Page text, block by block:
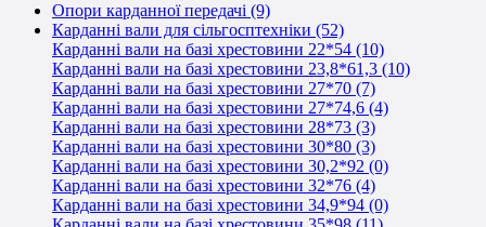
Опори карданної передачі (9)
Карданні вали для сільгосптехніки (52)
Карданні вали на базі хрестовини 22*54 (10)
Карданні вали на базі хрестовини 23,8*61,3 (10)
Карданні вали на базі хрестовини 27*70 (7)
Карданні вали на базі хрестовини 27*74,6 (4)
Карданні вали на базі хрестовини 28*73 (3)
Карданні вали на базі хрестовини 30*80 (3)
Карданні вали на базі хрестовини 30,2*92 (0)
Карданні вали на базі хрестовини 32*76 (4)
Карданні вали на базі хрестовини 34,9*94 (0)